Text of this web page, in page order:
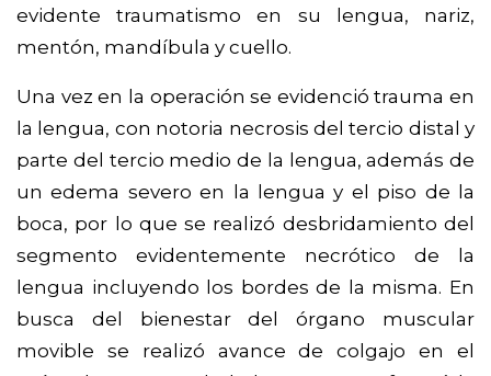
evidente traumatismo en su lengua, nariz,
mentón, mandíbula y cuello.
Una vez en la operación se evidenció trauma en
la lengua, con notoria necrosis del tercio distal y
parte del tercio medio de la lengua, además de
un edema severo en la lengua y el piso de la
boca, por lo que se realizó desbridamiento del
segmento evidentemente necrótico de la
lengua incluyendo los bordes de la misma. En
busca del bienestar del órgano muscular
movible se realizó avance de colgajo en el